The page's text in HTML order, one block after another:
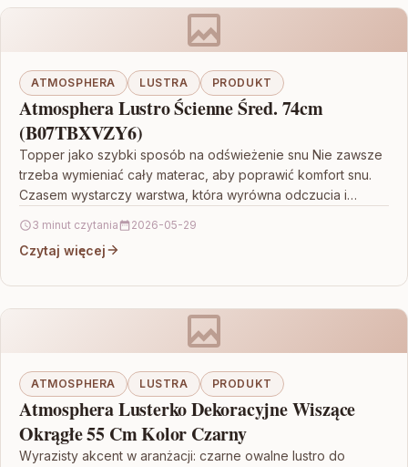
ATMOSPHERA LUSTRA PRODUKT
Atmosphera Lustro Ścienne Śred. 74cm
(B07TBXVZY6)
Topper jako szybki sposób na odświeżenie snu Nie zawsze
trzeba wymieniać cały materac, aby poprawić komfort snu.
Czasem wystarczy warstwa, która wyrówna odczucia i…
3 minut czytania 2026-05-29
Czytaj więcej
ATMOSPHERA LUSTRA PRODUKT
Atmosphera Lusterko Dekoracyjne Wiszące
Okrągłe 55 Cm Kolor Czarny
Wyrazisty akcent w aranżacji: czarne owalne lustro do